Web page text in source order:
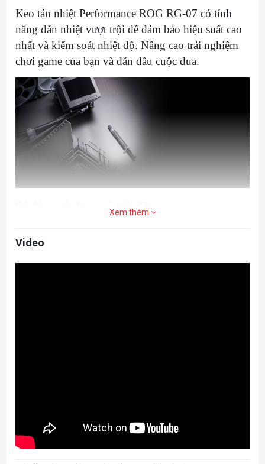
Keo tản nhiệt Performance ROG RG-07 có tính
năng dẫn nhiệt vượt trội để đảm bảo hiệu suất cao
nhất và kiểm soát nhiệt độ. Nâng cao trải nghiệm
chơi game của bạn và dẫn đầu cuộc đua.
Dễ dàng sử dụng và trải đều
khả năng trải rộng tuyệt vời, đảm bảo lấp đầy
khoảng cách giữa CPU và bộ làm mát sau khi lắp
Xem thêm
Video